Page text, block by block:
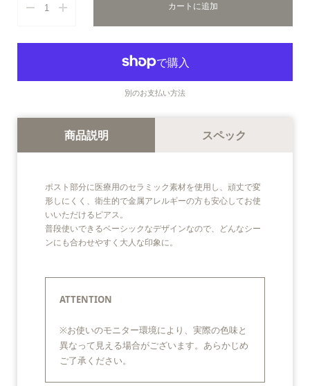
カートに追加
別のお支払い方法
商品説明 スペック
ポスト部分に医療用のセラミック素材を使用し、頑丈で変
形しにくく、衛生的で金属アレルギーの方も安心してお使
いいただけるピアス。
普段使いできるベーシックなデザインなので、どんなシー
ンにも合わせやすく大人な印象に。
ATTENTION
※お使いのモニター環境により、実際の色味と
異なって見える場合がございます。あらかじめ
ご了承ください。